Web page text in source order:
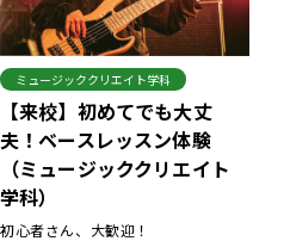
ミュージッククリエイト学科
【来校】初めてでも大丈
夫！ベースレッスン体験
（ミュージッククリエイト
学科）
初心者さん、大歓迎！